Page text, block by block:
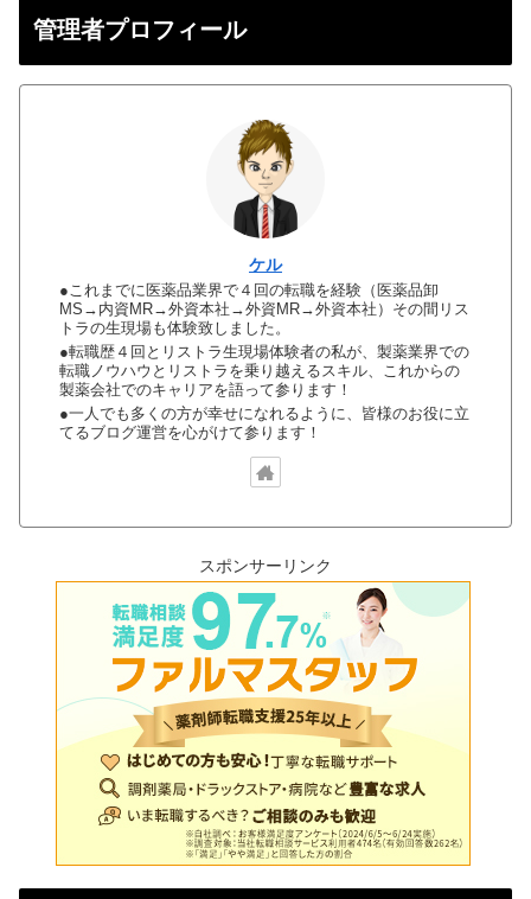
管理者プロフィール
ケル
●これまでに医薬品業界で４回の転職を経験（医薬品卸
MS→内資MR→外資本社→外資MR→外資本社）その間リス
トラの生現場も体験致しました。
●転職歴４回とリストラ生現場体験者の私が、製薬業界での
転職ノウハウとリストラを乗り越えるスキル、これからの
製薬会社でのキャリアを語って参ります！
●一人でも多くの方が幸せになれるように、皆様のお役に立
てるブログ運営を心がけて参ります！
スポンサーリンク